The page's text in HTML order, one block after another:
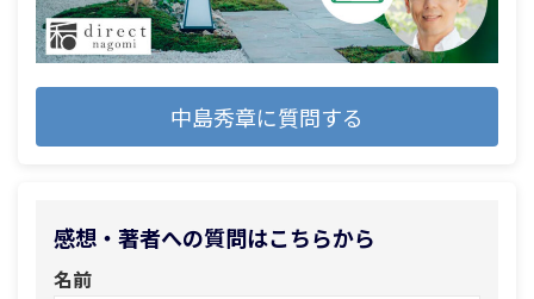
中島秀章に質問する
感想・著者への質問はこちらから
名前